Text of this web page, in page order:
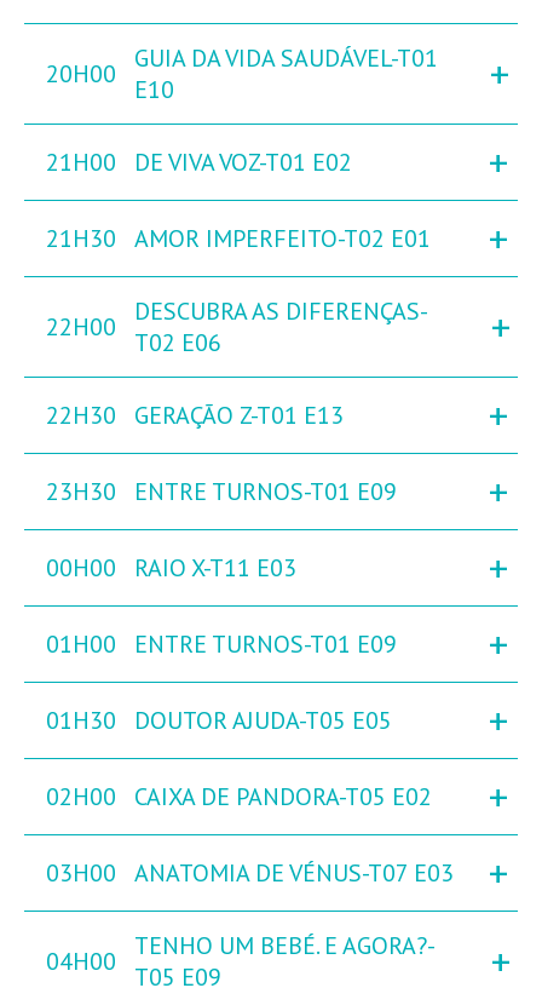
20H00
GUIA DA VIDA SAUDÁVEL-T01
E10
+
21H00 DE VIVA VOZ-T01 E02 +
21H30 AMOR IMPERFEITO-T02 E01 +
22H00
DESCUBRA AS DIFERENÇAS-
T02 E06
+
22H30 GERAÇÃO Z-T01 E13 +
23H30 ENTRE TURNOS-T01 E09 +
00H00 RAIO X-T11 E03 +
01H00 ENTRE TURNOS-T01 E09 +
01H30 DOUTOR AJUDA-T05 E05 +
02H00 CAIXA DE PANDORA-T05 E02 +
03H00 ANATOMIA DE VÉNUS-T07 E03 +
04H00
TENHO UM BEBÉ. E AGORA?-
T05 E09
+